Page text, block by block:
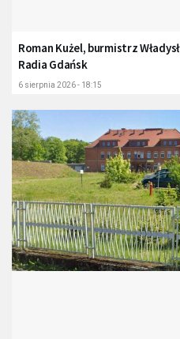
Roman Kużel, burmistrz
Radia Gdańsk
6 sierpnia 2026 - 18:15